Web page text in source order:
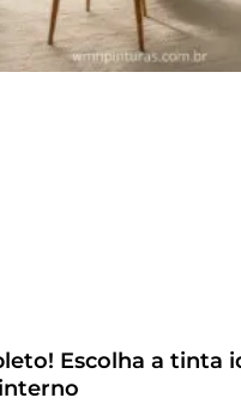
Escolha a tinta